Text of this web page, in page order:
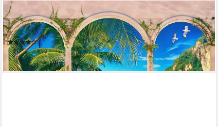
PAPERMOON
Fototapete STRAND-PALMEN SONNENUNTERGANG MEER
KARIBIK INSEL PALME
(4)
ab 24,99 €
lieferbar - in 2-3 Werktagen bei dir